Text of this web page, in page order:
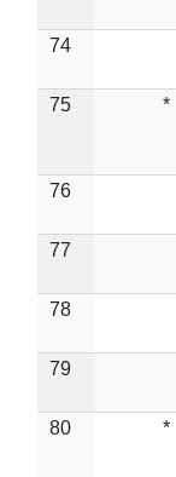
74
75 *
76
77
78
79
80 *